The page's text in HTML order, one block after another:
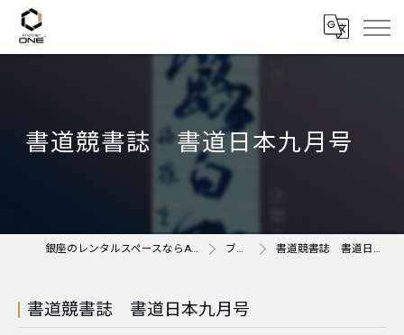
書道競書誌 書道日本九月号
銀座のレンタルスペースならAnother ONE＋ ブログ 書道競書誌 書道日本九月号
書道競書誌 書道日本九月号